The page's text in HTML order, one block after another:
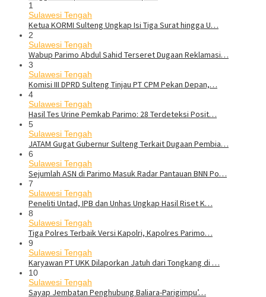
1
Sulawesi Tengah
Ketua KORMI Sulteng Ungkap Isi Tiga Surat hingga U…
2
Sulawesi Tengah
Wabup Parimo Abdul Sahid Terseret Dugaan Reklamasi…
3
Sulawesi Tengah
Komisi III DPRD Sulteng Tinjau PT CPM Pekan Depan,…
4
Sulawesi Tengah
Hasil Tes Urine Pemkab Parimo: 28 Terdeteksi Posit…
5
Sulawesi Tengah
JATAM Gugat Gubernur Sulteng Terkait Dugaan Pembia…
6
Sulawesi Tengah
Sejumlah ASN di Parimo Masuk Radar Pantauan BNN Po…
7
Sulawesi Tengah
Peneliti Untad, IPB dan Unhas Ungkap Hasil Riset K…
8
Sulawesi Tengah
Tiga Polres Terbaik Versi Kapolri, Kapolres Parimo…
9
Sulawesi Tengah
Karyawan PT UKK Dilaporkan Jatuh dari Tongkang di …
10
Sulawesi Tengah
Sayap Jembatan Penghubung Baliara-Parigimpu’…